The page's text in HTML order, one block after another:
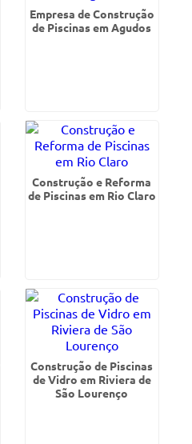
Empresa de Construção
de Piscinas em Agudos
Construção e Reforma
de Piscinas em Rio Claro
Construção de Piscinas
de Vidro em Riviera de
São Lourenço